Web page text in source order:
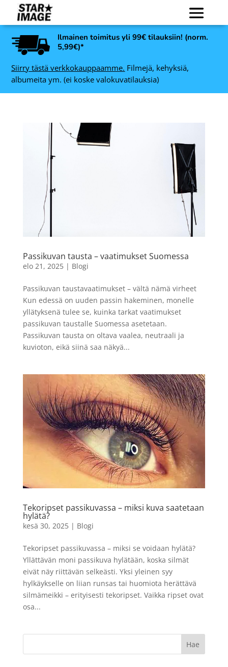
Ilmainen toimitus yli 99€ tilauksiin! (norm.
5,99€)*
Siirry tästä verkkokauppaamme. Filmejä, kehyksiä,
albumeita ym. (ei koske valokuvatilauksia)
Passikuvan tausta – vaatimukset Suomessa
elo 21, 2025| Blogi
Passikuvan taustavaatimukset – vältä nämä virheet
Kun edessä on uuden passin hakeminen, monelle
yllätyksenä tulee se, kuinka tarkat vaatimukset
passikuvan taustalle Suomessa asetetaan.
Passikuvan tausta on oltava vaalea, neutraali ja
kuvioton, eikä siinä saa näkyä...
Tekoripset passikuvassa – miksi kuva saatetaan
hylätä?
kesä 30, 2025| Blogi
Tekoripset passikuvassa – miksi se voidaan hylätä?
Yllättävän moni passikuva hylätään, koska silmät
eivät näy riittävän selkeästi. Yksi yleinen syy
hylkäykselle on liian runsas tai huomiota herättävä
silmämeikki – erityisesti tekoripset. Vaikka ripset ovat
osa...
valkoinen - 21 x 30 cm